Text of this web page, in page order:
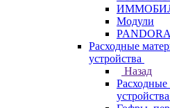
Модули
PANDORA
Расходные
устройства
Назад
устройства